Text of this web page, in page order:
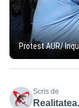
Protest AUR/
Scris de